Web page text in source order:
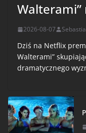
2026-08-07
Dziś na Netflix
Walterami”
dramatycznego